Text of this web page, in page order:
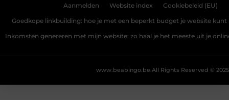
Aanmelden Website index Cookiebeleid (EU)
Goedkope linkbuilding: hoe je met een beperkt budget je website kunt
Inkomsten genereren met mijn website: zo haal je het meeste uit je
All Rights Reserved © 2025
www.beabingo.be.